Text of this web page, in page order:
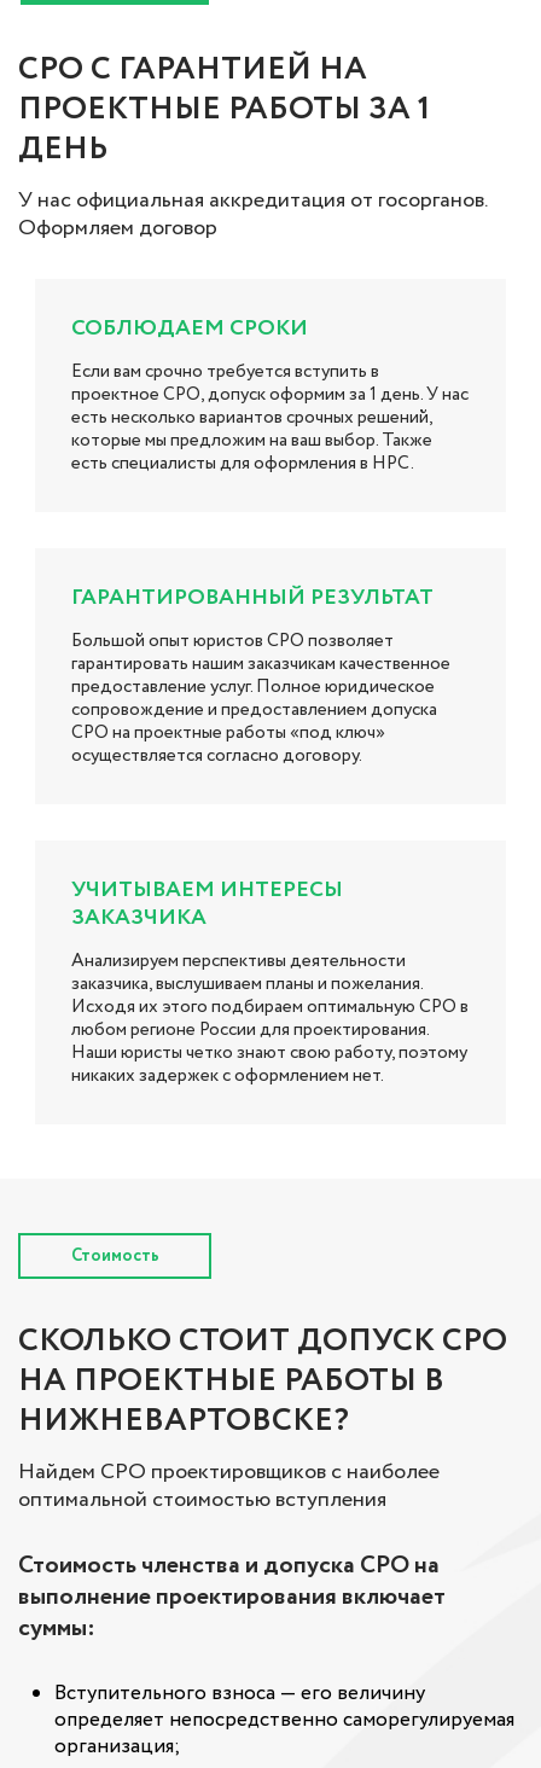
СРО С ГАРАНТИЕЙ НА
ПРОЕКТНЫЕ РАБОТЫ ЗА 1
ДЕНЬ
У нас официальная аккредитация от госорганов.
Оформляем договор
СОБЛЮДАЕМ СРОКИ
Если вам срочно требуется вступить в
проектное СРО, допуск оформим за 1 день. У нас
есть несколько вариантов срочных решений,
которые мы предложим на ваш выбор. Также
есть специалисты для оформления в НРС.
ГАРАНТИРОВАННЫЙ РЕЗУЛЬТАТ
Большой опыт юристов СРО позволяет
гарантировать нашим заказчикам качественное
предоставление услуг. Полное юридическое
сопровождение и предоставлением допуска
СРО на проектные работы «под ключ»
осуществляется согласно договору.
УЧИТЫВАЕМ ИНТЕРЕСЫ
ЗАКАЗЧИКА
Анализируем перспективы деятельности
заказчика, выслушиваем планы и пожелания.
Исходя их этого подбираем оптимальную СРО в
любом регионе России для проектирования.
Наши юристы четко знают свою работу, поэтому
никаких задержек с оформлением нет.
Стоимость
СКОЛЬКО СТОИТ ДОПУСК СРО
НА ПРОЕКТНЫЕ РАБОТЫ В
НИЖНЕВАРТОВСКЕ?
Найдем СРО проектировщиков с наиболее
оптимальной стоимостью вступления
Стоимость членства и допуска СРО на
выполнение проектирования включает
суммы:
Вступительного взноса — его величину
определяет непосредственно саморегулируемая
организация;